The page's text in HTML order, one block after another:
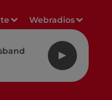
Webradios